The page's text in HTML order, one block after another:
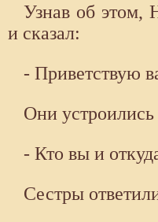
Узнав об этом,
и сказал:
- Приветствую
Они устроились
- Кто вы и
Сестры